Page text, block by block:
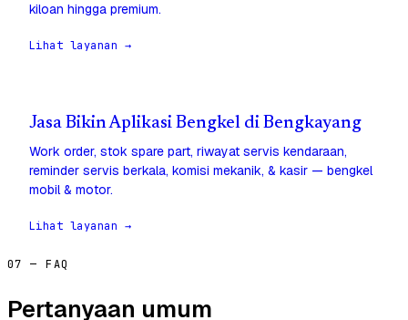
kiloan hingga premium.
Lihat layanan →
Jasa Bikin Aplikasi Bengkel di Bengkayang
Work order, stok spare part, riwayat servis kendaraan,
reminder servis berkala, komisi mekanik, & kasir — bengkel
mobil & motor.
Lihat layanan →
07 — FAQ
Pertanyaan umum